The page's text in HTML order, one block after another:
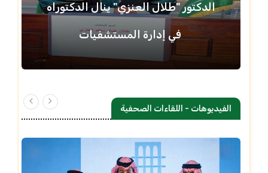
الدكتور "طلال العنزي" ينال الدكتوراه
في إدارة المستشفيات
الفيديوهات - اللقاءات الصحفية